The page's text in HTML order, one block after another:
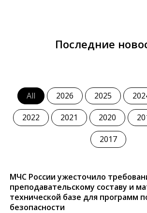
Последние
All 2026 2025
2022 2021 2020
2017
МЧС России ужесточило
преподавательскому составу и
технической базе для программ
безопасности